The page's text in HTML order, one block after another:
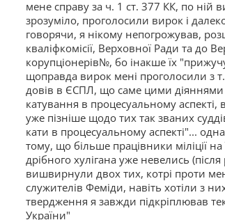
мене справу за ч. 1 ст. 377 КК, по ній
зрозуміло, проголосили вирок і
говорячи, я нікому непогрожував,
кваліфкомісії, Верховної Ради та до
корупціонерів№, бо інакше їх
щоправда вирок мені проголосили з
довів в ЄСПЛ, що саме цими
катування в процесуальному
уже пізніше щодо тих так званих
кати в процесуальному аспекті"...
тому, що більше працівники міліції
дрібного хулігана уже невелись
вишвирнули двох тих, котрі проти
служителів Феміди, навіть хотіли з
твердження я завжди підкріплював
України"